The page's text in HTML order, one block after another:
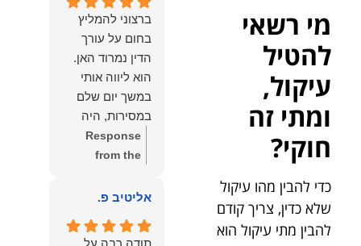
מי רשאי
להטיל
עיקול,
ומתי זה
חוקי?
כדי להבין מהו עיקול
שלא כדין, צריך קודם
להבין מתי עיקול הוא
עליכם..אני
שמחה שאתם
איתי ותזכו לטוב
כפי
שאתם....תבורכו
ברכה והצלחה
וחיבוק ממני🙂😘
💓
והמרגשות.
שמחנו מאוד
לקרוא את
דברייך. אנו
מעריכים את
האמון שנתת בנו
ונמשיך לעמוד
לצידך וללוות
אותך במסירות.
הלב הרבה
הצלחה, ברכה
ובשורות טובות.
ברצוני להמליץ
בחום על עורך
הדין נמרוד האן.
הוא ליווה אותי
במשך יום שלם
במסירות, היה
זמין לכל שאלה,
הכווין אותי בכל
תחושת ביטחון
התהליך.
Response
from the
הוא שלנו, נעמוד
ולשירותך בכל
אליטיב פ.